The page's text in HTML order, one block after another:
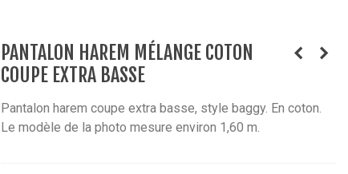
PANTALON HAREM MÉLANGE COTON
COUPE EXTRA BASSE
Pantalon harem coupe extra basse, style baggy. En coton.
Le modèle de la photo mesure environ 1,60 m.